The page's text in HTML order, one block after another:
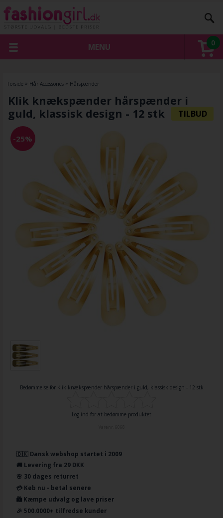
0
MENU
Forside » Hår Accessories» Hårspænder
Klik knækspænder hårspænder i
guld, klassisk design - 12 stk
-25%
Bedømmelse for Klik knækspænder hårspænder i guld, klassisk design - 12 stk
Log ind for at bedømme produktet
🇩🇰 Dansk webshop startet i 2009
🚚 Levering fra 29 DKK
🌸 30 dages returret
💳 Køb nu - betal senere
🛍️ Kæmpe udvalg og lave priser
🎉 500.0000+ tilfredse kunder